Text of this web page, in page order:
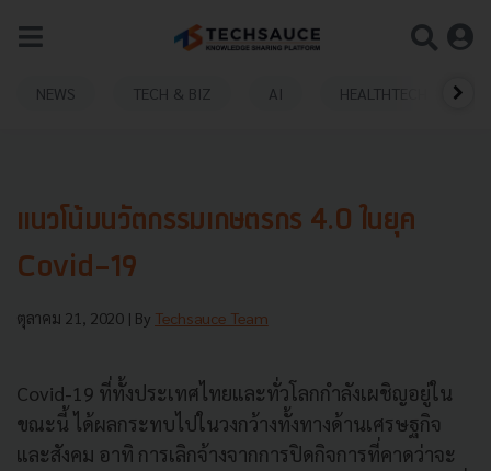
NEWS TECH & BIZ AI HEALTHTECH
แนวโน้มนวัตกรรมเกษตรกร 4.0 ในยุค
Covid-19
ตุลาคม 21, 2020 | By Techsauce Team
Covid-19 ที่ทั้งประเทศไทยและทั่วโลกกำลังเผชิญอยู่ใน
ขณะนี้ ได้ผลกระทบไปในวงกว้างทั้งทางด้านเศรษฐกิจ
และสังคม อาทิ การเลิกจ้างจากการปิดกิจการที่คาดว่าจะ